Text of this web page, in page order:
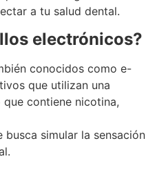
a tu salud dental.
electrónicos?
conocidos como e-
que utilizan una
contiene nicotina,
busca simular la sensación